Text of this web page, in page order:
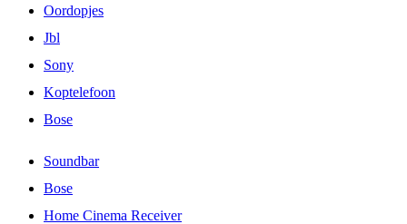
Oordopjes
Jbl
Sony
Koptelefoon
Bose
Soundbar
Bose
Home Cinema Receiver